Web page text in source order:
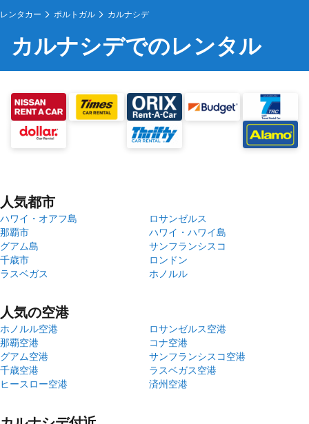
レンタカー ポルトガル カルナシデ
カルナシデでのレンタル
人気都市
ハワイ・オアフ島
ロサンゼルス
那覇市
ハワイ・ハワイ島
グアム島
サンフランシスコ
千歳市
ロンドン
ラスベガス
ホノルル
人気の空港
ホノルル空港
ロサンゼルス空港
那覇空港
コナ空港
グアム空港
サンフランシスコ空港
千歳空港
ラスベガス空港
ヒースロー空港
済州空港